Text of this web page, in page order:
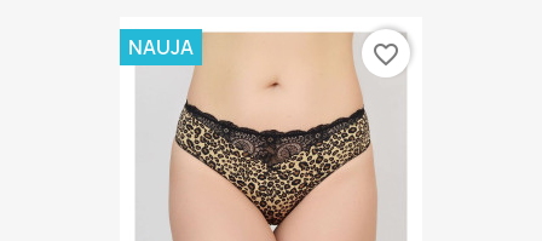
NAUJA favorite_border